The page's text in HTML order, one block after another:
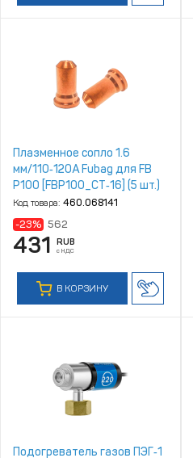
Плазменное сопло 1.6
мм/110‑120А Fubag для FB
P100 [FBP100_CT‑16] (5 шт.)
Код товара: 460.068141
-23% 562
431 RUB
с НДС
В КОРЗИНУ
Подогреватель газов ПЭГ‑1